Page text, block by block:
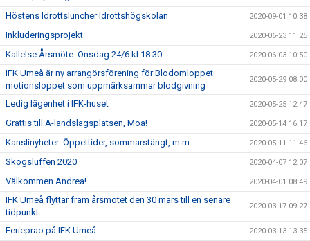
Höstens Idrottsluncher Idrottshögskolan 2020-09-01 10:38
Inkluderingsprojekt 2020-06-23 11:25
Kallelse Årsmöte: Onsdag 24/6 kl 18:30 2020-06-03 10:50
IFK Umeå är ny arrangörsförening för Blodomloppet –
motionsloppet som uppmärksammar blodgivning
2020-05-29 08:00
Ledig lägenhet i IFK-huset 2020-05-25 12:47
Grattis till A-landslagsplatsen, Moa! 2020-05-14 16:17
Kanslinyheter: Öppettider, sommarstängt, m.m 2020-05-11 11:46
Skogsluffen 2020 2020-04-07 12:07
Välkommen Andrea! 2020-04-01 08:49
IFK Umeå flyttar fram årsmötet den 30 mars till en senare
tidpunkt
2020-03-17 09:27
Ferieprao på IFK Umeå 2020-03-13 13:35